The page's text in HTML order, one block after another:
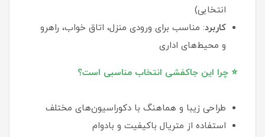
انتخابی)
کاربرد: مناسب برای ورودی منزل، اتاق خواب، راهرو
و محیط‌های اداری
⭐ چرا این جاکفشی انتخاب مناسبی است؟
طراحی زیبا و هماهنگ با دکوراسیون‌های مختلف
استفاده از متریال باکیفیت و بادوام